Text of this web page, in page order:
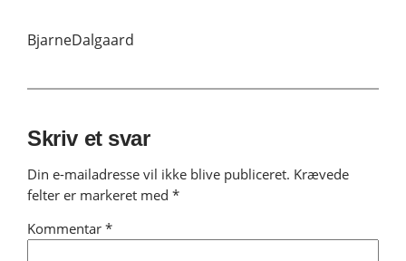
BjarneDalgaard
Skriv et svar
Din e-mailadresse vil ikke blive publiceret. Krævede
felter er markeret med*
Kommentar*